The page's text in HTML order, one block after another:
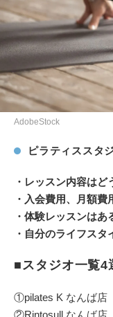
AdobeStock
ピラティススタ
・レッスン内容はど
・入会費用、月額費
・体験レッスンはあ
・自分のライフスタ
■スタジオ一覧4
①pilates K なんば店
②Rintosull なんば店